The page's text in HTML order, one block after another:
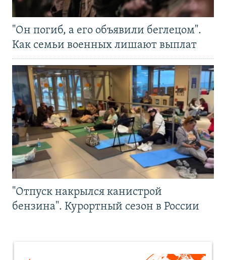
"Он погиб, а его объявили беглецом".
Как семьи военных лишают выплат
"Отпуск накрылся канистрой
бензина". Курортный сезон в России